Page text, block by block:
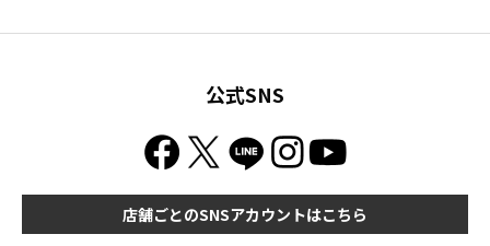
公式SNS
店舗ごとのSNSアカウントはこちら